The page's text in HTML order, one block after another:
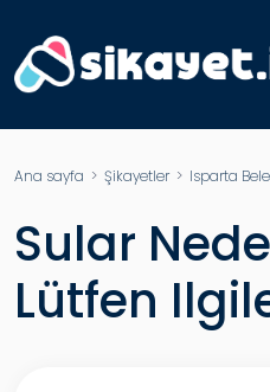
Ana sayfa > Şikayetler> Isparta
Sular
Lütfen